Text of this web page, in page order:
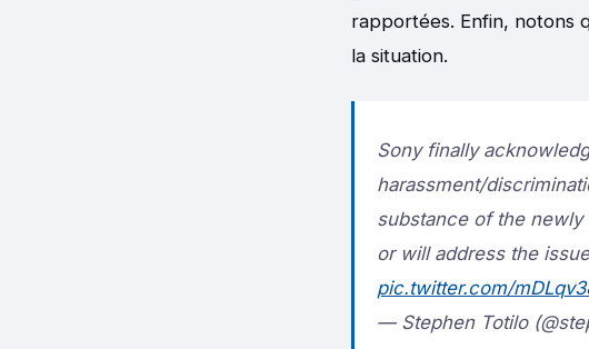
rapportées. Enfin, notons
la situation.
Sony finally
harassment/
substance of the
or will address the
pic.twitter.com/
— Stephen Totilo